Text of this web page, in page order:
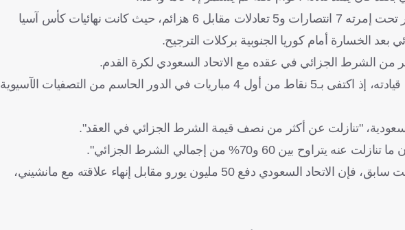
وقاد مانشيني المنتخب السعودي في 18 مباراة، وحقق الأخضر تحت إمرته 7 انتصارات و5 تعادلات مقابل 6 هزائم، حيث كانت نهائيات كأس آسيا
من الشرط الجزائي في عقده مع الاتحاد السعودي لكرة القدم.
وجاء رحيل مانشيني بسبب سوء نتائج المنتخب السعودي تحت قيادته، إذ اكتفى بـ5 نقاط من أول 4 مباريات في الدور الحاسم من التصفيات الآسيوية
"تنازلت عن أكثر من نصف قيمة الشرط الجزائي في العقد".
60 و70% من إجمالي الشرط الجزائي".
وبحسب ما ذكرته صحيفة "كوريري ديلا سيرا" الإيطالية في وقت سابق، فإن الاتحاد السعودي دفع 50 مليون يورو مقابل إنهاء علاقته مع مانشيني،